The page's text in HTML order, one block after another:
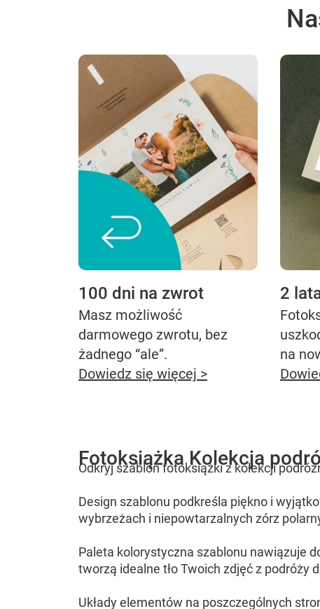
100 dni na zwrot
Masz możliwość
darmowego zwrotu, bez
żadnego “ale”.
Dowiedz się więcej >
2
na
Fotoksiążka Kolekcja
Odkryj szablon fotoksiążki z kolekcji
Design szablonu podkreśla piękno i
wybrzeżach i niepowtarzalnych zórz
Paleta kolorystyczna szablonu nawiązuje
tworzą idealne tło Twoich zdjęć z podróży
Układy elementów na poszczególnych